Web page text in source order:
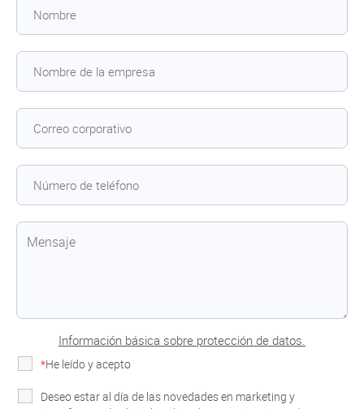
Información básica sobre protección de datos.
He leído y acepto
*
Deseo estar al día de las novedades en marketing y